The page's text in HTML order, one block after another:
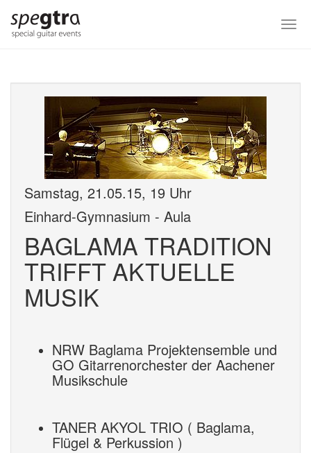
main
Samstag, 21.05.15, 19 Uhr
Einhard-Gymnasium - Aula
BAGLAMA TRADITION
TRIFFT AKTUELLE
MUSIK
NRW Baglama Projektensemble und
GO Gitarrenorchester der Aachener
Musikschule
TANER AKYOL TRIO ( Baglama,
Flügel & Perkussion )